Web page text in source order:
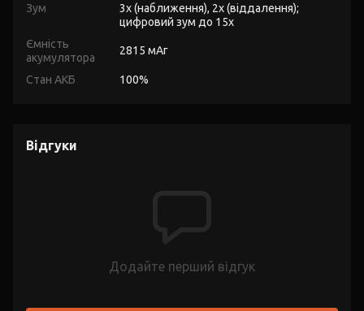
Зум
3x (наближення), 2x (віддалення);
цифровий зум до 15x
Ємність
акумулятора
2815 мАг
Стан АКБ 100%
Відгуки
Додайте перший відгук